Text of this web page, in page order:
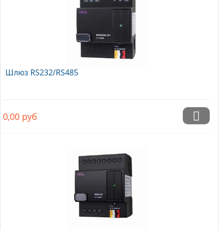
Шлюз RS232/RS485
0,00 руб